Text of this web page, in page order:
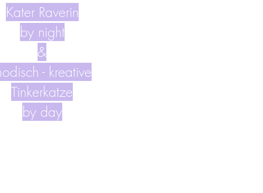
Kater Raverin
by night
&
- kreative
Tinkerkatze
by day